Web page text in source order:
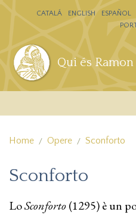
Salta al contenuto principale
Qui és
CATALÁ ENGLISH ESPAÑOL
Home Opere Sconforto
Sconforto
LoSconforto(1295) è un